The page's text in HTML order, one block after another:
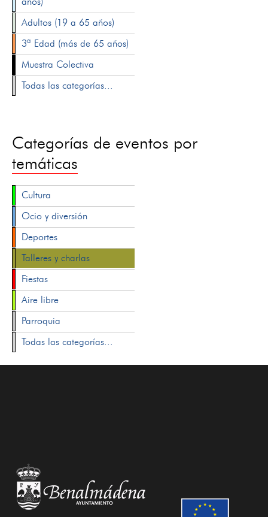
Adultos (19 a 65 años)
3ª Edad (más de 65 años)
Muestra Colectiva
Todas las categorías...
Categorías de eventos por
temáticas
Cultura
Ocio y diversión
Deportes
Talleres y charlas
Fiestas
Aire libre
Parroquia
Todas las categorías...